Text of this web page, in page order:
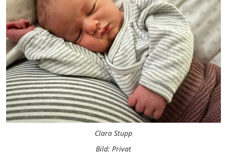
Clara Stupp
Bild: Privat